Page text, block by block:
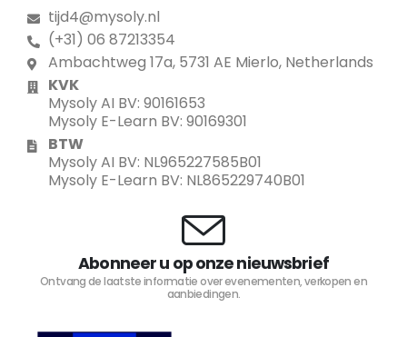
tijd4@mysoly.nl
(+31) 06 87213354
Ambachtweg 17a, 5731 AE Mierlo, Netherlands
KVK
Mysoly AI BV: 90161653
Mysoly E-Learn BV: 90169301
BTW
Mysoly AI BV: NL965227585B01
Mysoly E-Learn BV: NL865229740B01
Abonneer u op onze nieuwsbrief
Ontvang de laatste informatie over evenementen, verkopen en
aanbiedingen.